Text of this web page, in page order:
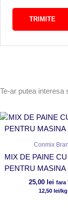
Te-ar putea interesa
Conmix
MIX DE PAINE
PENTRU MASINA
25,00 lei fara
12,50 lei/kg